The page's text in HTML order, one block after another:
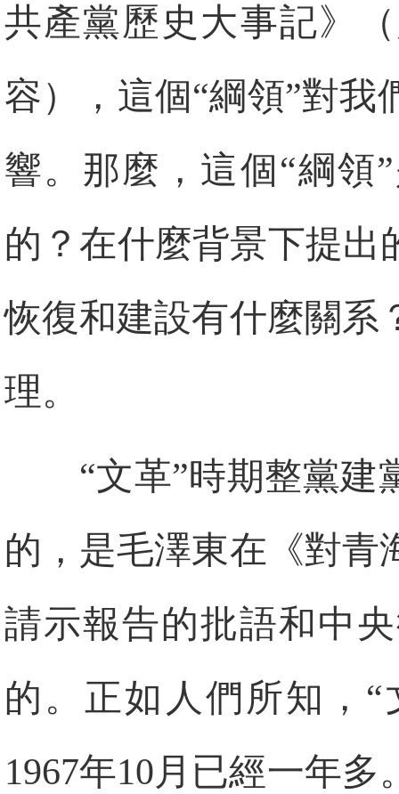
共產黨歷史大事記》
容），這個“綱領”對我
響。那麼，這個“綱領
的？在什麼背景下提出
恢復和建設有什麼關系
理。
“文革”時期整黨建
的，是毛澤東在《對青
請示報告的批語和中
的。正如人們所知，“
1967年10月已經一年